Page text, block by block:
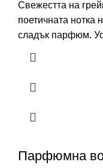
Свежестта на
поетичната нотка
сладък парфюм.
Парфюмна